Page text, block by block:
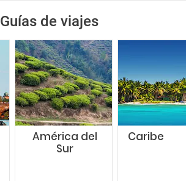
Guías de viajes
América del
Sur
Caribe